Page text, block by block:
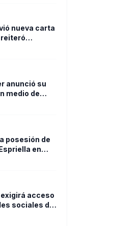
nueva carta
reiteró
Gustavo
anunció su
medio de
posesión de
en
acceso
sociales de
visa